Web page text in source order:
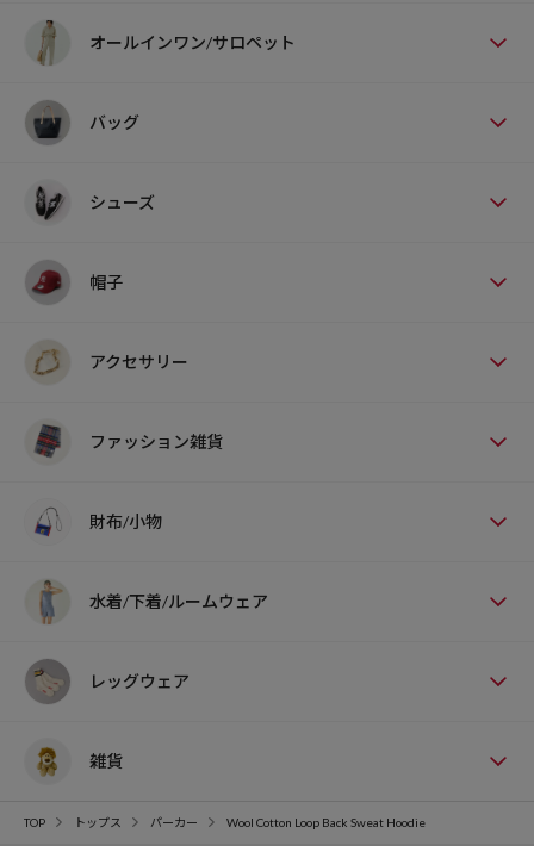
オールインワン/サロペット
バッグ
シューズ
帽子
アクセサリー
ファッション雑貨
財布/小物
水着/下着/ルームウェア
レッグウェア
雑貨
TOP トップス パーカー Wool Cotton Loop Back Sweat Hoodie